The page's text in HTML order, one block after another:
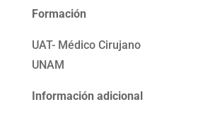
Formación
UAT- Médico Cirujano
UNAM
Información adicional